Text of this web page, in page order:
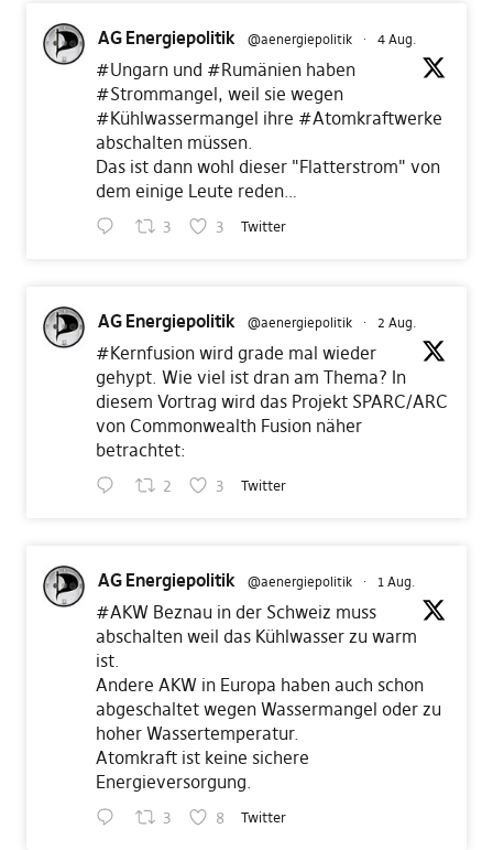
AG Energiepolitik @aenergiepolitik · 4 Aug.
#Ungarnund #Rumänienhaben
#Strommangel, weil sie wegen
#Kühlwassermangel ihre #Atomkraftwerke
abschalten müssen.
Das ist dann wohl dieser "Flatterstrom" von
dem einige Leute reden…
3 3 Twitter
AG Energiepolitik @aenergiepolitik · 2 Aug.
#Kernfusionwird grade mal wieder
gehypt. Wie viel ist dran am Thema? In
diesem Vortrag wird das Projekt SPARC/ARC
von Commonwealth Fusion näher
betrachtet:
2 3 Twitter
AG Energiepolitik @aenergiepolitik · 1 Aug.
#AKW Beznau in der Schweiz muss
abschalten weil das Kühlwasser zu warm
ist.
Andere AKW in Europa haben auch schon
abgeschaltet wegen Wassermangel oder zu
hoher Wassertemperatur.
Atomkraft ist keine sichere
Energieversorgung.
3 8 Twitter